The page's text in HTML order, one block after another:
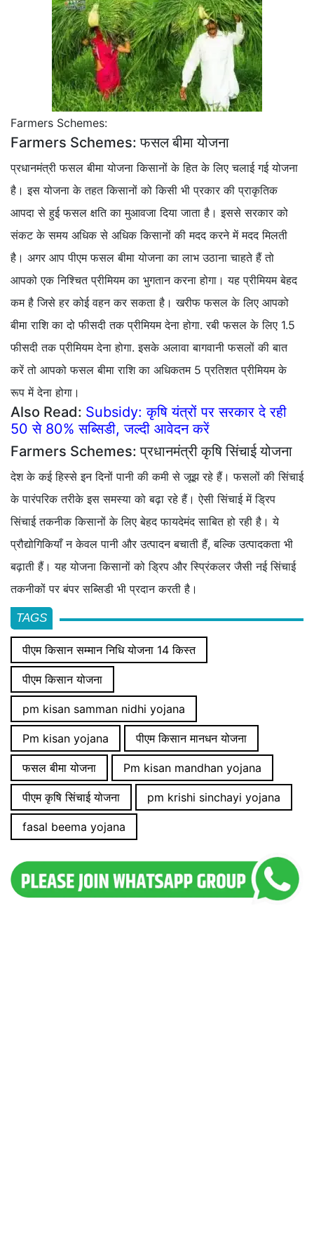
Farmers Schemes:
Farmers Schemes: फसल बीमा योजना
प्रधानमंत्री फसल बीमा योजना किसानों के हित के लिए चलाई गई योजना
है। इस योजना के तहत किसानों को किसी भी प्रकार की प्राकृतिक
आपदा से हुई फसल क्षति का मुआवजा दिया जाता है। इससे सरकार को
संकट के समय अधिक से अधिक किसानों की मदद करने में मदद मिलती
है। अगर आप पीएम फसल बीमा योजना का लाभ उठाना चाहते हैं तो
आपको एक निश्चित प्रीमियम का भुगतान करना होगा। यह प्रीमियम बेहद
कम है जिसे हर कोई वहन कर सकता है। खरीफ फसल के लिए आपको
बीमा राशि का दो फीसदी तक प्रीमियम देना होगा. रबी फसल के लिए 1.5
फीसदी तक प्रीमियम देना होगा. इसके अलावा बागवानी फसलों की बात
करें तो आपको फसल बीमा राशि का अधिकतम 5 प्रतिशत प्रीमियम के
रूप में देना होगा।
Also Read: Subsidy: कृषि यंत्रों पर सरकार दे रही
50 से 80% सब्सिडी, जल्दी आवेदन करें
Farmers Schemes: प्रधानमंत्री कृषि सिंचाई योजना
देश के कई हिस्से इन दिनों पानी की कमी से जूझ रहे हैं। फसलों की सिंचाई
के पारंपरिक तरीके इस समस्या को बढ़ा रहे हैं। ऐसी सिंचाई में ड्रिप
सिंचाई तकनीक किसानों के लिए बेहद फायदेमंद साबित हो रही है। ये
प्रौद्योगिकियाँ न केवल पानी और उत्पादन बचाती हैं, बल्कि उत्पादकता भी
बढ़ाती हैं। यह योजना किसानों को ड्रिप और स्प्रिंकलर जैसी नई सिंचाई
तकनीकों पर बंपर सब्सिडी भी प्रदान करती है।
TAGS
पीएम किसान सम्मान निधि योजना 14 किस्त
पीएम किसान योजना
pm kisan samman nidhi yojana
Pm kisan yojana पीएम किसान मानधन योजना
फसल बीमा योजना Pm kisan mandhan yojana
पीएम कृषि सिंचाई योजना pm krishi sinchayi yojana
fasal beema yojana